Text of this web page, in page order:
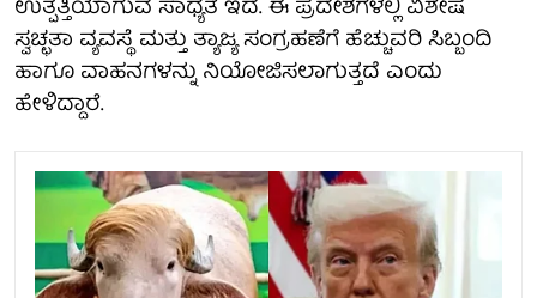
ಉತ್ಪತ್ತಿಯಾಗುವ ಸಾಧ್ಯತೆ ಇದೆ. ಈ ಪ್ರದೇಶಗಳಲ್ಲಿ ವಿಶೇಷ
ಸ್ವಚ್ಛತಾ ವ್ಯವಸ್ಥೆ ಮತ್ತು ತ್ಯಾಜ್ಯ ಸಂಗ್ರಹಣೆಗೆ ಹೆಚ್ಚುವರಿ ಸಿಬ್ಬಂದಿ
ಹಾಗೂ ವಾಹನಗಳನ್ನು ನಿಯೋಜಿಸಲಾಗುತ್ತದೆ ಎಂದು
ಹೇಳಿದ್ದಾರೆ.